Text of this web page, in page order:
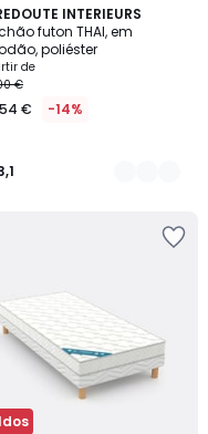
INTERIEURS
futon THAI, em
poliéster
de
€
€ -14%